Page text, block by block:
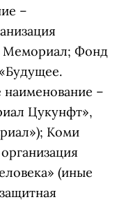
–
Мемориал; Фонд
–
Цукунфт»,
Коми
(иные